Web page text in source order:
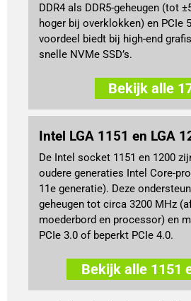
DDR4 als DDR5-geheugen (tot
hoger bij overklokken) en PCIe
voordeel biedt bij high-end
snelle NVMe SSD’s.
Bekijk alle
Intel LGA 1151 en LGA
De Intel socket 1151 en 1200
oudere generaties Intel Core-
11e generatie). Deze
geheugen tot circa 3200 MHz
moederbord en processor) en
PCIe 3.0 of beperkt PCIe 4.0.
Bekijk alle 1151